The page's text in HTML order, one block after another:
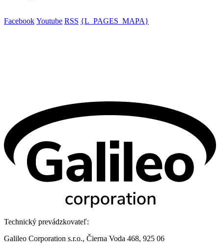
Facebook Youtube RSS {L_PAGES_MAPA}
Technický prevádzkovateľ:
Galileo Corporation s.r.o., Čierna Voda 468, 925 06